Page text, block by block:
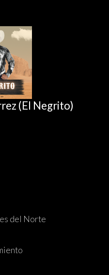
(El Negrito)
del Norte